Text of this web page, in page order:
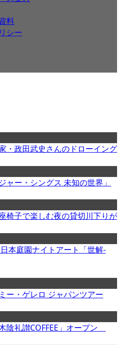
料
シー
・政田武史さんのドローイング
ャー・シングス 未知の世界」
椅子で楽しむ夜の貸切川下りが
本庭園ナイトアート「世解-
ー・ゲレロ ジャパンツアー
陰礼讃COFFEE」オープン